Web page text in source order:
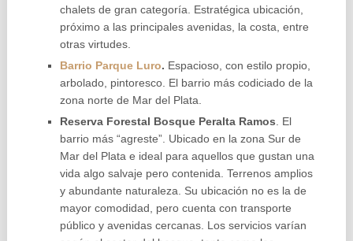
chalets de gran categoría. Estratégica ubicación,
próximo a las principales avenidas, la costa, entre
otras virtudes.
Barrio Parque Luro. Espacioso, con estilo propio,
arbolado, pintoresco. El barrio más codiciado de la
zona norte de Mar del Plata.
Reserva Forestal Bosque Peralta Ramos
El
barrio más “agreste”. Ubicado en la zona Sur de
Mar del Plata e ideal para aquellos que gustan una
vida algo salvaje pero contenida. Terrenos amplios
y abundante naturaleza. Su ubicación no es la de
mayor comodidad, pero cuenta con transporte
público y avenidas cercanas. Los servicios varían